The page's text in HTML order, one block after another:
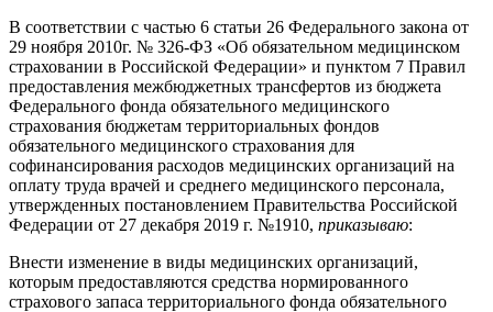
В соответствии с частью 6 статьи 26 Федерального закона от
29 ноября 2010г. № 326-ФЗ «Об обязательном медицинском
страховании в Российской Федерации» и пунктом 7 Правил
предоставления межбюджетных трансфертов из бюджета
Федерального фонда обязательного медицинского
страхования бюджетам территориальных фондов
обязательного медицинского страхования для
софинансирования расходов медицинских организаций на
оплату труда врачей и среднего медицинского персонала,
утвержденных постановлением Правительства Российской
Федерации от 27 декабря 2019 г. №1910, приказываю:
Внести изменение в виды медицинских организаций,
которым предоставляются средства нормированного
страхового запаса территориального фонда обязательного